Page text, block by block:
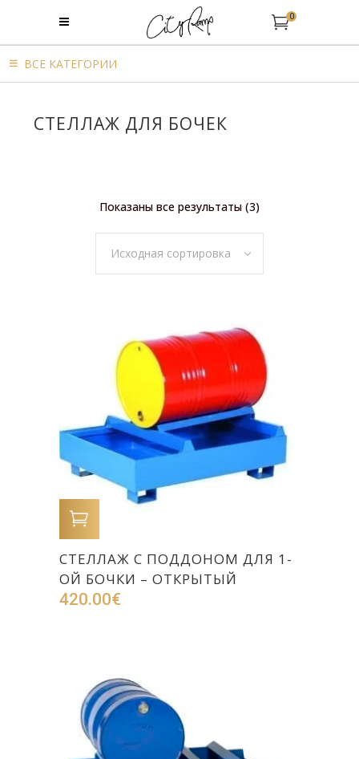
0
BСЕ КАТЕГОРИИ
CТЕЛЛАЖ ДЛЯ БОЧЕК
Показаны все результаты (3)
Исходная сортировка
СТЕЛЛАЖ С ПОДДОНОМ ДЛЯ 1-
ОЙ БОЧКИ – ОТКРЫТЫЙ
420.00€